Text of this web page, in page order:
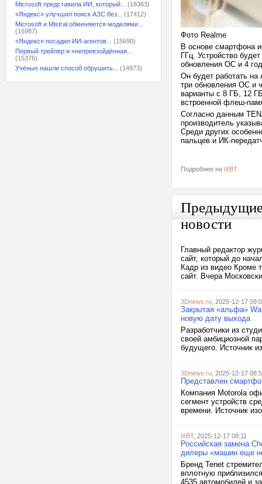
Microsoft представила ИИ, который...
(18363)
«Яндекс» улучшил поиск АЗС без...
(17412)
Microsoft и Mistral обменяются моделями...
(16987)
«Яндекс» посадил ИИ-агентов...
(15690)
Первый трейлер и «непревзойдённая...
(15376)
Учёные нашли способ обрушить...
(14973)
Фото Realme
В основе смартфона
ГГц. Устройство
обновления ОС и 4
Он будет работать
три обновления ОС и
варианты с 8 ГБ, 12
встроенной флеш-
Согласно данным
производитель
Среди других
пальцев и ИК-
Подробнее на iXBT
новости
Главный редактор
сайт, который до
Кадр из видео Кроме
сайт. Вчера
3Dnews.ru , 2025-12-17
Закрытая «альфа»
новую дату выхода
Разработчики из
своей амбициозной
будущего. Источник
3Dnews.ru , 2025-12-17
Представлен
Компания Motorola
сегмент устройств
времени. Источник
iXBT, 2025-12-17 08:11
Российская замена
дилеры «машин еще
Бренд Tenet
вплотную
4535 автомобилей и